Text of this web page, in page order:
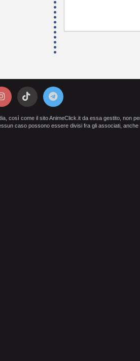
così come il sito AnimeClick.it da essa gestito, non
caso possono essere divisi fra gli associati, anche